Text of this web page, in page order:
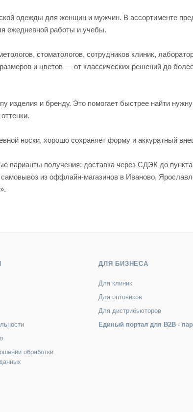
одежды для женщин и мужчин. В ассортименте
ежедневной работы и учебы.
стоматологов, сотрудников клиник,
и цветов — от классических решений до
изделия и бренду. Это помогает быстрее найти
носки, хорошо сохраняет форму и аккуратный
варианты получения: доставка через СДЭК до
самовывоз из оффлайн-магазинов в Иваново,
обработки
ДЛЯ БИЗНЕСА
Для клиник
Для оптовиков
Для дистрибьюторов
Единый портал для B2B -